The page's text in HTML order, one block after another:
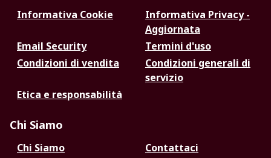
Informativa Cookie
Informativa Privacy -
Aggiornata
Email Security
Termini d'uso
Condizioni di vendita
Condizioni generali di
servizio
Etica e responsabilità
Chi Siamo
Chi Siamo Contattaci